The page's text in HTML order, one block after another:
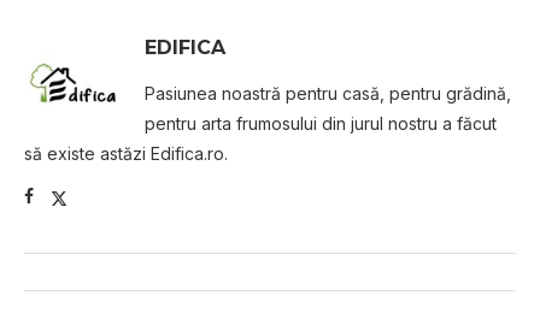
EDIFICA
Pasiunea noastră pentru casă, pentru grădină,
pentru arta frumosului din jurul nostru a făcut
să existe astăzi Edifica.ro.